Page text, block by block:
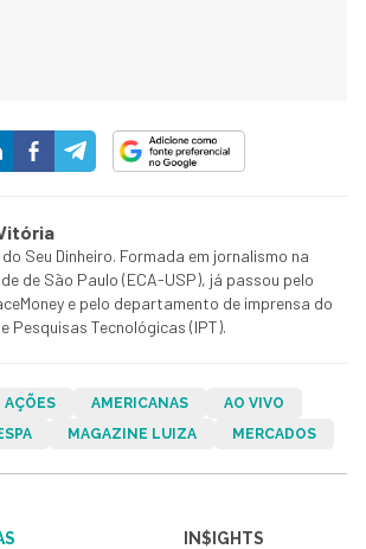
Seu Dinheiro. Formada em jornalismo na
de São Paulo (ECA-USP), já passou pelo
e pelo departamento de imprensa do
Pesquisas Tecnológicas (IPT).
AÇÕES AMERICANAS
AO VIVO
MAGAZINE LUIZA MERCADOS
IN$IGHTS